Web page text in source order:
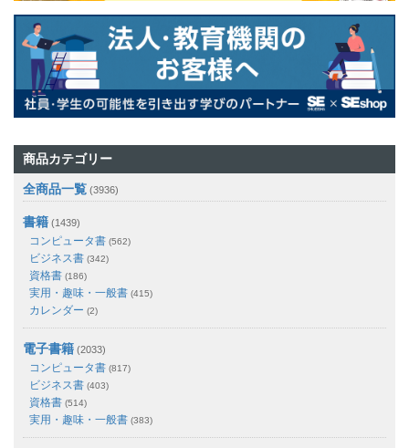
商品カテゴリー
全商品一覧 (3936)
書籍 (1439)
コンピュータ書 (562)
ビジネス書 (342)
資格書 (186)
実用・趣味・一般書 (415)
カレンダー (2)
電子書籍 (2033)
コンピュータ書 (817)
ビジネス書 (403)
資格書 (514)
実用・趣味・一般書 (383)